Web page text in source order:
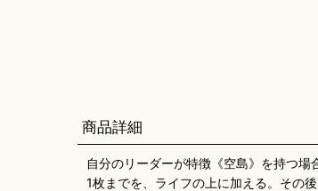
商品詳細
自分のリーダーが特徴《空島》を持つ
1枚までを、ライフの上に加える。その